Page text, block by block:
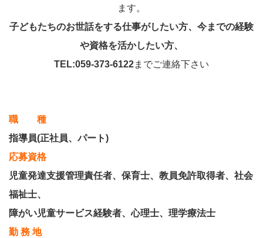
ます。
子どもたちのお世話をする仕事がしたい方、今までの経験
や資格を活かしたい方、
TEL:059-373-6122までご連絡下さい
職 種
指導員(正社員、パート)
応募資格
児童発達支援管理責任者、保育士、教員免許取得者、社会
福祉士、
障がい児童サービス経験者、心理士、理学療法士
勤 務 地